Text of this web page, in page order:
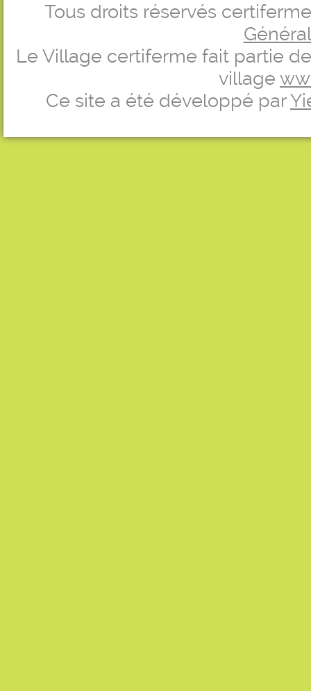
Tous droits réservés
Le Village certiferme fait partie
village
Ce site a été développé par